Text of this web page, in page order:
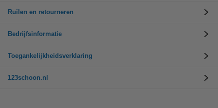
Ruilen en retourneren
Bedrijfsinformatie
Toegankelijkheidsverklaring
123schoon.nl